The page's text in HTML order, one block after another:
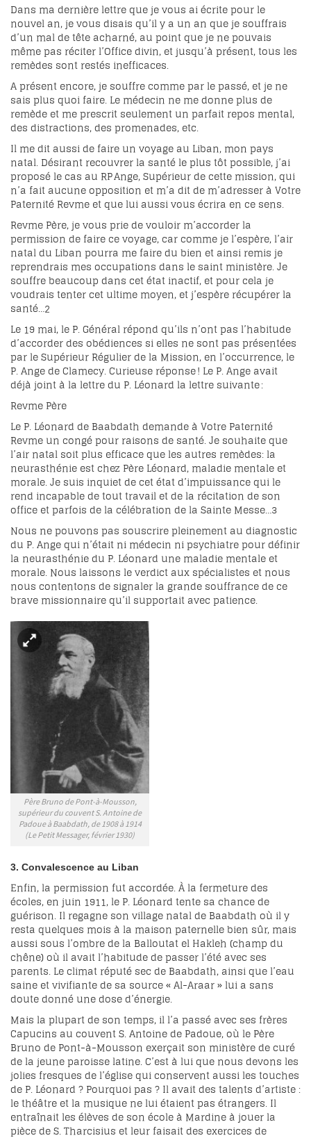
Dans ma dernière lettre que je vous ai écrite pour le
nouvel an, je vous disais qu’il y a un an que je souffrais
d’un mal de tête acharné, au point que je ne pouvais
même pas réciter l’Office divin, et jusqu’à présent, tous les
remèdes sont restés inefficaces.
A présent encore, je souffre comme par le passé, et je ne
sais plus quoi faire. Le médecin ne me donne plus de
remède et me prescrit seulement un parfait repos mental,
des distractions, des promenades, etc.
Il me dit aussi de faire un voyage au Liban, mon pays
natal. Désirant recouvrer la santé le plus tôt possible, j’ai
proposé le cas au RP Ange, Supérieur de cette mission, qui
n’a fait aucune opposition et m’a dit de m’adresser à Votre
Paternité Revme et que lui aussi vous écrira en ce sens.
Revme Père, je vous prie de vouloir m’accorder la
permission de faire ce voyage, car comme je l’espère, l’air
natal du Liban pourra me faire du bien et ainsi remis je
reprendrais mes occupations dans le saint ministère. Je
souffre beaucoup dans cet état inactif, et pour cela je
voudrais tenter cet ultime moyen, et j’espère récupérer la
santé…2
Le 19 mai, le P. Général répond qu’ils n’ont pas l’habitude
d’accorder des obédiences si elles ne sont pas présentées
par le Supérieur Régulier de la Mission, en l’occurrence, le
P. Ange de Clamecy. Curieuse réponse ! Le P. Ange avait
déjà joint à la lettre du P. Léonard la lettre suivante :
Revme Père
Le P. Léonard de Baabdath demande à Votre Paternité
Revme un congé pour raisons de santé. Je souhaite que
l’air natal soit plus efficace que les autres remèdes: la
neurasthénie est chez Père Léonard, maladie mentale et
morale. Je suis inquiet de cet état d’impuissance qui le
rend incapable de tout travail et de la récitation de son
office et parfois de la célébration de la Sainte Messe…3
Nous ne pouvons pas souscrire pleinement au diagnostic
du P. Ange qui n’était ni médecin ni psychiatre pour définir
la neurasthénie du P. Léonard une maladie mentale et
morale. Nous laissons le verdict aux spécialistes et nous
nous contentons de signaler la grande souffrance de ce
brave missionnaire qu’il supportait avec patience.
Père Bruno de Pont-à-Mousson,
supérieur du couvent S. Antoine de
Padoue à Baabdath, de 1908 à 1914
(Le Petit Messager, février 1930)
3. Convalescence au Liban
Enfin, la permission fut accordée. À la fermeture des
écoles, en juin 1911, le P. Léonard tente sa chance de
guérison. Il regagne son village natal de Baabdath où il y
resta quelques mois à la maison paternelle bien sûr, mais
aussi sous l’ombre de la Balloutat el Hakleh (champ du
chêne) où il avait l’habitude de passer l’été avec ses
parents. Le climat réputé sec de Baabdath, ainsi que l’eau
saine et vivifiante de sa source « Al-Araar » lui a sans
doute donné une dose d’énergie.
Mais la plupart de son temps, il l’a passé avec ses frères
Capucins au couvent S. Antoine de Padoue, où le Père
Bruno de Pont-à-Mousson exerçait son ministère de curé
de la jeune paroisse latine. C’est à lui que nous devons les
jolies fresques de l’église qui conservent aussi les touches
de P. Léonard ? Pourquoi pas ? Il avait des talents d’artiste :
le théâtre et la musique ne lui étaient pas étrangers. Il
entraînait les élèves de son école à Mardine à jouer la
pièce de S. Tharcisius et leur faisait des exercices de